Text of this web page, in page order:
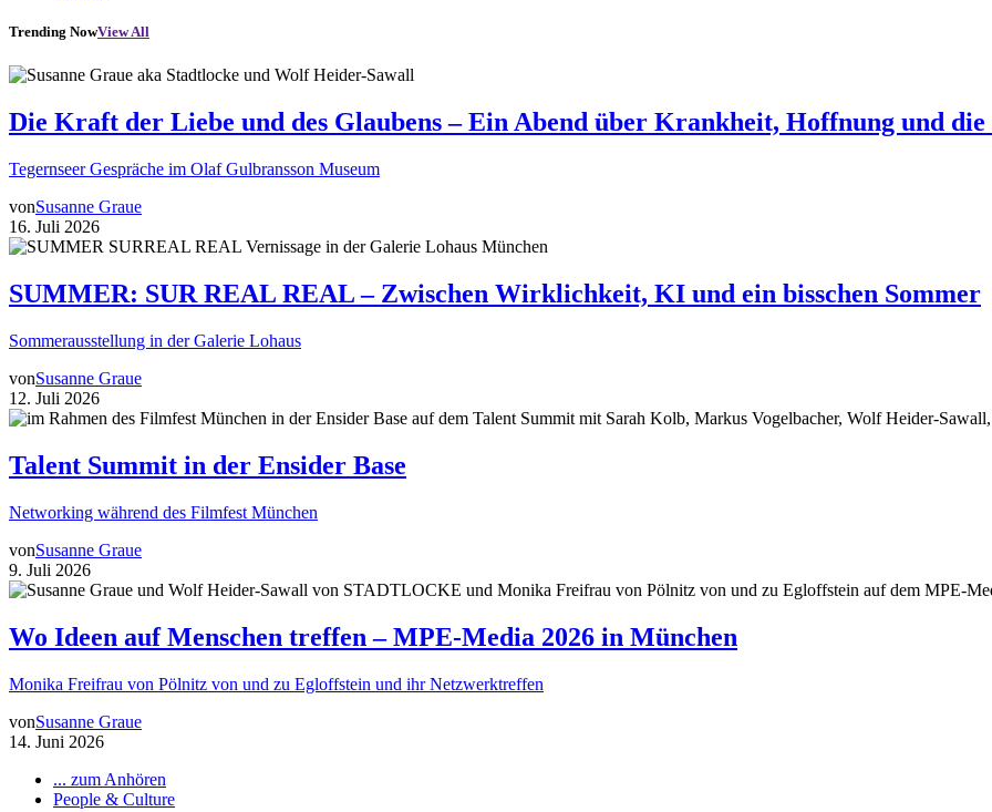
Trending NowView All
Die Kraft der Liebe und des Glaubens – Ein Abend über Krankheit, Hoffnung und die
Tegernseer Gespräche im Olaf Gulbransson Museum
vonSusanne Graue
16. Juli 2026
SUMMER: SUR REAL REAL – Zwischen Wirklichkeit, KI und ein bisschen Sommer
Sommerausstellung in der Galerie Lohaus
vonSusanne Graue
12. Juli 2026
Talent Summit in der Ensider Base
Networking während des Filmfest München
vonSusanne Graue
9. Juli 2026
Wo Ideen auf Menschen treffen – MPE-Media 2026 in München
Monika Freifrau von Pölnitz von und zu Egloffstein und ihr Netzwerktreffen
vonSusanne Graue
14. Juni 2026
... zum Anhören
People & Culture